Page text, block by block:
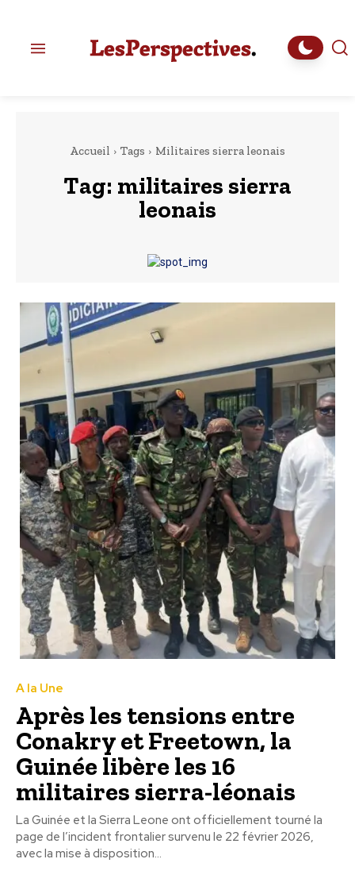
Accueil Tags Militaires sierra leonais
Tag: militaires sierra
leonais
A la Une
Après les tensions entre
Conakry et Freetown, la
Guinée libère les 16
militaires sierra-léonais
La Guinée et la Sierra Leone ont officiellement tourné la
page de l’incident frontalier survenu le 22 février 2026,
avec la mise à disposition...